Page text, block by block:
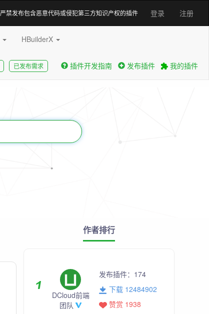
登录 注册
严禁发布包含恶意代码或侵犯第三方知识产权的插件
HBuilderX
已发布需求 插件开发指南 发布插件 我的插件
作者排行
DCloud前端
团队
发布插件： 174
下载 12484902
赞赏 1938